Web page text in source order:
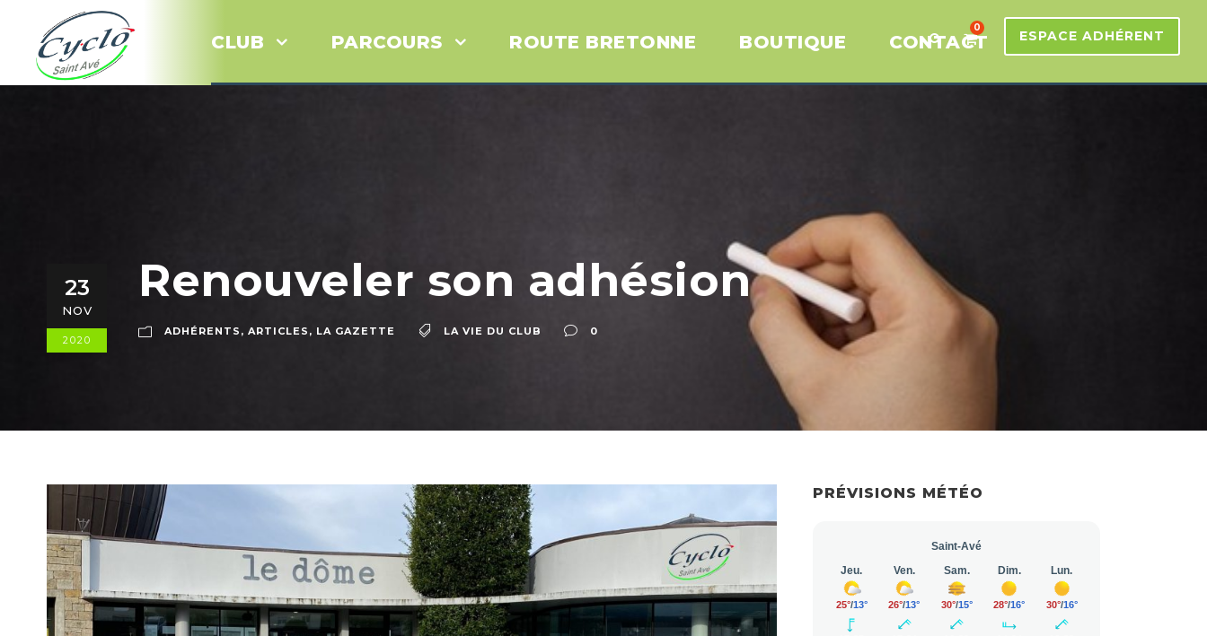
CLUB PARCOURS ROUTE BRETONNE BOUTIQUE CONTACT
0
ESPACE ADHÉRENT
23
NOV
2020
Renouveler son adhésion
ADHÉRENTS , ARTICLES , LA GAZETTE LA VIE DU CLUB 0
PRÉVISIONS MÉTÉO